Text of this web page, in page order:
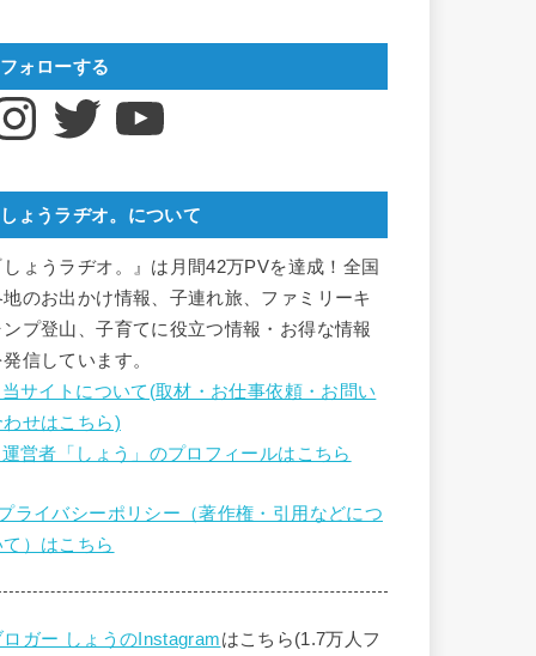
フォローする
Twitter YouTube
しょうラヂオ。について
しょうラヂオ。』は月間42万PVを達成！全国
地のお出かけ情報、子連れ旅、ファミリーキ
ンプ登山、子育てに役立つ情報・お得な情報
信しています。
サイトについて(取材・お仕事依頼・お問い
わせはこちら)
営者「しょう」のプロフィールはこちら
ライバシーポリシー（著作権・引用などにつ
て）はこちら
ロガー しょうのInstagramはこちら(1.7万人フ